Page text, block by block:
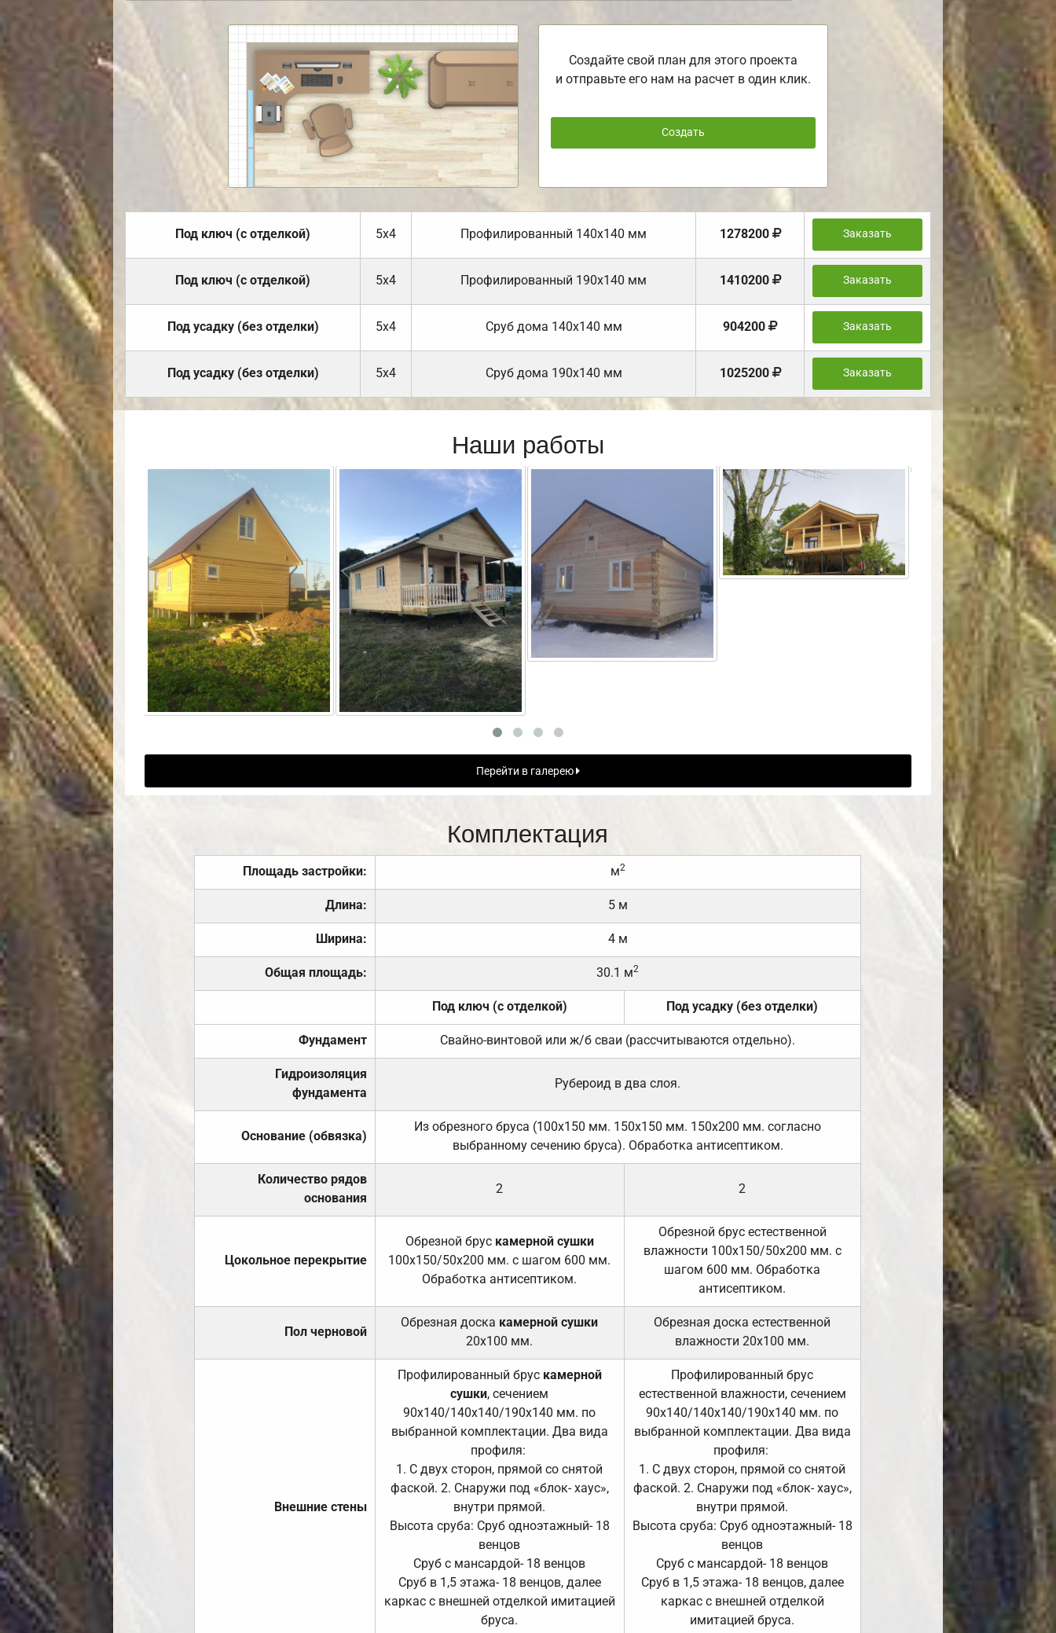
Создайте свой план для этого проекта
и отправьте его нам на расчет в один клик.
Создать
Под ключ (с отделкой) 5х4 Профилированный 140х140 мм 1278200 Заказать
Под ключ (с отделкой) 5х4 Профилированный 190х140 мм 1410200 Заказать
Под усадку (без отделки) 5х4 Cруб дома 140х140 мм 904200 Заказать
Под усадку (без отделки) 5х4 Cруб дома 190х140 мм 1025200 Заказать
Наши работы
Перейти в галерею
Комплектация
Площадь застройки: м2
Длина: 5 м
Ширина: 4 м
Общая площадь: 30.1 м2
Под ключ (с отделкой) Под усадку (без отделки)
Фундамент Свайно-винтовой или ж/б сваи (рассчитываются отдельно).
Гидроизоляция
фундамента
Рубероид в два слоя.
Основание (обвязка)
Из обрезного бруса (100х150 мм. 150х150 мм. 150х200 мм. согласно
выбранному сечению бруса). Обработка антисептиком.
Количество рядов
основания
2 2
Цокольное перекрытие
Обрезной брус камерной сушки
100х150/50х200 мм. с шагом 600 мм.
Обработка антисептиком.
Обрезной брус естественной
влажности 100х150/50х200 мм. с
шагом 600 мм. Обработка
антисептиком.
Пол черновой
Обрезная доска камерной сушки
20х100 мм.
Обрезная доска естественной
влажности 20х100 мм.
Внешние стены
Профилированный брус камерной
сушки, сечением
90х140/140х140/190х140 мм. по
выбранной комплектации. Два вида
профиля:
1. С двух сторон, прямой со снятой
фаской. 2. Снаружи под «блок- хаус»,
внутри прямой.
Высота сруба: Сруб одноэтажный- 18
венцов
Сруб с мансардой- 18 венцов
Сруб в 1,5 этажа- 18 венцов, далее
каркас с внешней отделкой имитацией
бруса.
Профилированный брус
естественной влажности, сечением
90х140/140х140/190х140 мм. по
выбранной комплектации. Два вида
профиля:
1. С двух сторон, прямой со снятой
фаской. 2. Снаружи под «блок- хаус»,
внутри прямой.
Высота сруба: Сруб одноэтажный- 18
венцов
Сруб с мансардой- 18 венцов
Сруб в 1,5 этажа- 18 венцов, далее
каркас с внешней отделкой
имитацией бруса.